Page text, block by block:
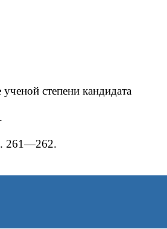
степени кандидата
261—262.